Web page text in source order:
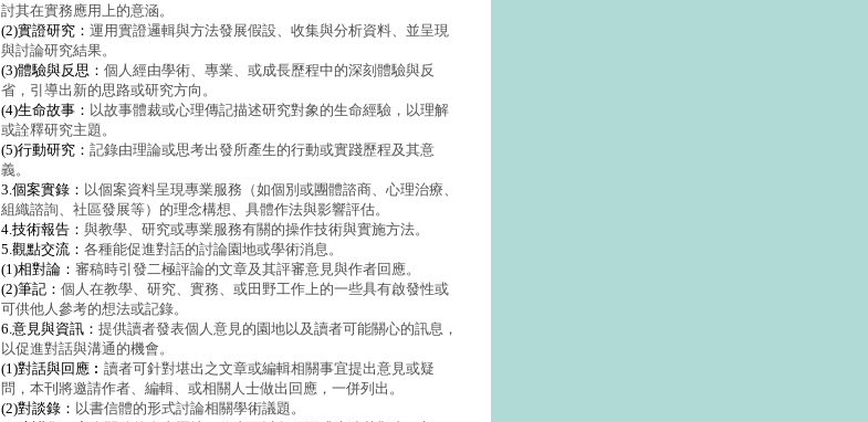
討其在實務應用上的意涵。
(2)實證研究： 運用實證邏輯與方法發展假設、收集與分析資料、並呈現
與討論研究結果。
(3)體驗與反思： 個人經由學術、專業、或成長歷程中的深刻體驗與反
省，引導出新的思路或研究方向。
(4)生命故事： 以故事體裁或心理傳記描述研究對象的生命經驗，以理解
或詮釋研究主題。
(5)行動研究： 記錄由理論或思考出發所產生的行動或實踐歷程及其意
義。
3.個案實錄： 以個案資料呈現專業服務（如個別或團體諮商、心理治療、
組織諮詢、社區發展等）的理念構想、具體作法與影響評估。
4.技術報告： 與教學、研究或專業服務有關的操作技術與實施方法。
5.觀點交流： 各種能促進對話的討論園地或學術消息。
(1)相對論： 審稿時引發二極評論的文章及其評審意見與作者回應。
(2)筆記： 個人在教學、研究、實務、或田野工作上的一些具有啟發性或
可供他人參考的想法或記錄。
6.意見與資訊： 提供讀者發表個人意見的園地以及讀者可能關心的訊息，
以促進對話與溝通的機會。
(1)對話與回應︰ 讀者可針對堪出之文章或編輯相關事宜提出意見或疑
問，本刊將邀請作者、編輯、或相關人士做出回應，一併列出。
(2)對談錄： 以書信體的形式討論相關學術議題。